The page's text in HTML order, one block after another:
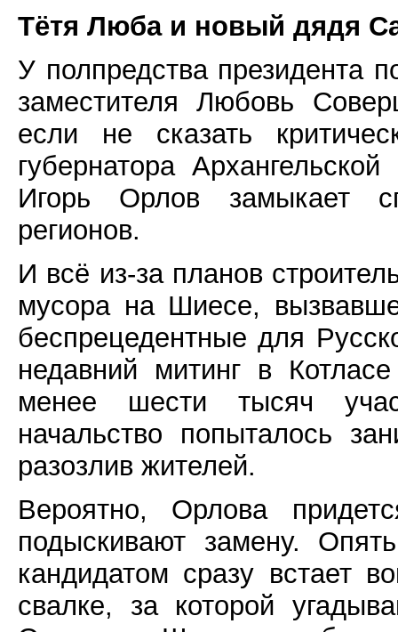
Тётя Люба и новый дядя
У полпредства президента
заместителя Любовь
если не сказать
губернатора
Игорь Орлов замыкает
регионов.
И всё из-за планов
мусора на Шиесе,
беспрецедентные для
недавний митинг в
менее шести тысяч
начальство попыталось
разозлив жителей.
Вероятно, Орлова
подыскивают замену.
кандидатом сразу встает
свалке, за которой